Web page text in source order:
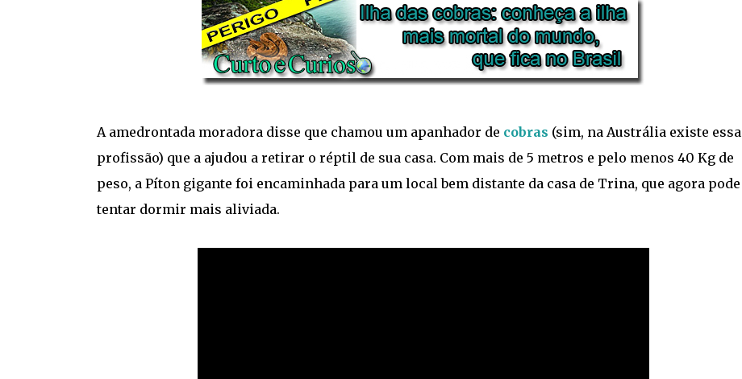
A amedrontada moradora disse que chamou um apanhador de cobras (sim, na Austrália existe essa
profissão) que a ajudou a retirar o réptil de sua casa. Com mais de 5 metros e pelo menos 40 Kg de
peso, a Píton gigante foi encaminhada para um local bem distante da casa de Trina, que agora pode
tentar dormir mais aliviada.